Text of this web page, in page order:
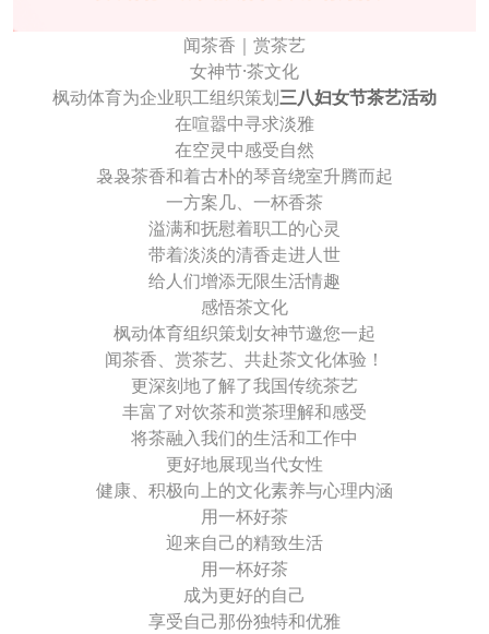
闻茶香｜赏茶艺
女神节·茶文化
枫动体育为企业职工组织策划三八妇女节茶艺活动
在喧嚣中寻求淡雅
在空灵中感受自然
袅袅茶香和着古朴的琴音绕室升腾而起
一方案几、一杯香茶
溢满和抚慰着职工的心灵
带着淡淡的清香走进人世
给人们增添无限生活情趣
感悟茶文化
枫动体育组织策划女神节邀您一起
闻茶香、赏茶艺、共赴茶文化体验！
更深刻地了解了我国传统茶艺
丰富了对饮茶和赏茶理解和感受
将茶融入我们的生活和工作中
更好地展现当代女性
健康、积极向上的文化素养与心理内涵
用一杯好茶
迎来自己的精致生活
用一杯好茶
成为更好的自己
享受自己那份独特和优雅